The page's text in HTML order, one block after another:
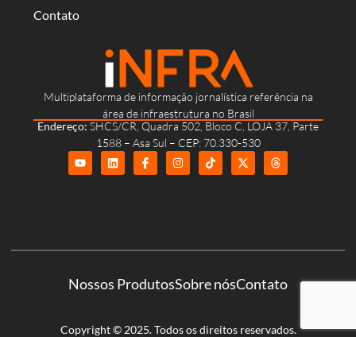
Multiplataforma de informação jornalística referência na
área de infraestrutura no Brasil
Endereço: SHCS/CR, Quadra 502, Bloco C, LOJA 37, Parte
1588 – Asa Sul – CEP: 70.330-530
Contato
Nossos ProdutosSobre nósContato
Copyright © 2025. Todos os direitos reservados.